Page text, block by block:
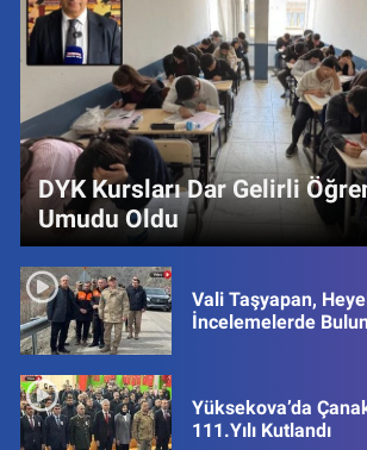
DYK Kursları Dar Gelirli
Umudu Oldu
Vali Taşyapan,
İncelemelerde
Yüksekova’da
111.Yılı Kutlandı